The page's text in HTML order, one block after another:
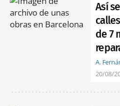
Así
de 7
A.
20/08/